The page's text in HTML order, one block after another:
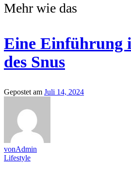
Mehr wie das
Eine Einführung
des Snus
Gepostet am Juli 14, 2024
vonAdmin
Lifestyle